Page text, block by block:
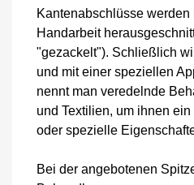
Kantenabschlüsse
Handarbeit
"gezackelt"). Schließlich
und mit einer speziellen
nennt man veredelnde
und Textilien, um ihnen
oder spezielle
Bei der angebotenen